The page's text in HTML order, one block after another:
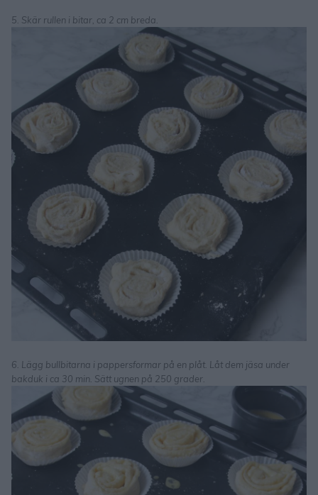
5. Skär rullen i bitar, ca 2 cm breda.
6. Lägg bullbitarna i pappersformar på en plåt. Låt dem jäsa under
bakduk i ca 30 min. Sätt ugnen på 250 grader.